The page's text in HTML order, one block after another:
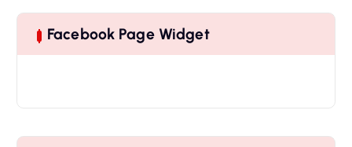
Facebook Page Widget